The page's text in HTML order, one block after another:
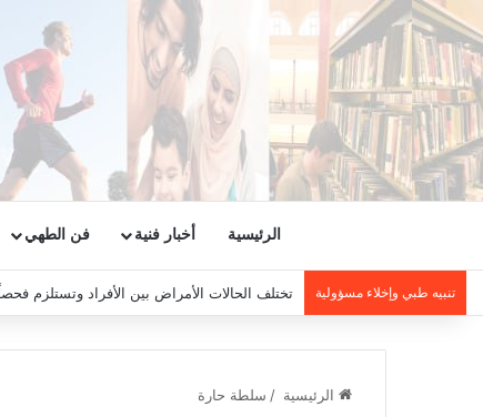
الرئيسية أخبار فنية فن الطهي
تنبيه طبي وإخلاء مسؤولية تختلف الحالات الأمراض بين الأفراد وتستلزم
الرئيسية / سلطة حارة